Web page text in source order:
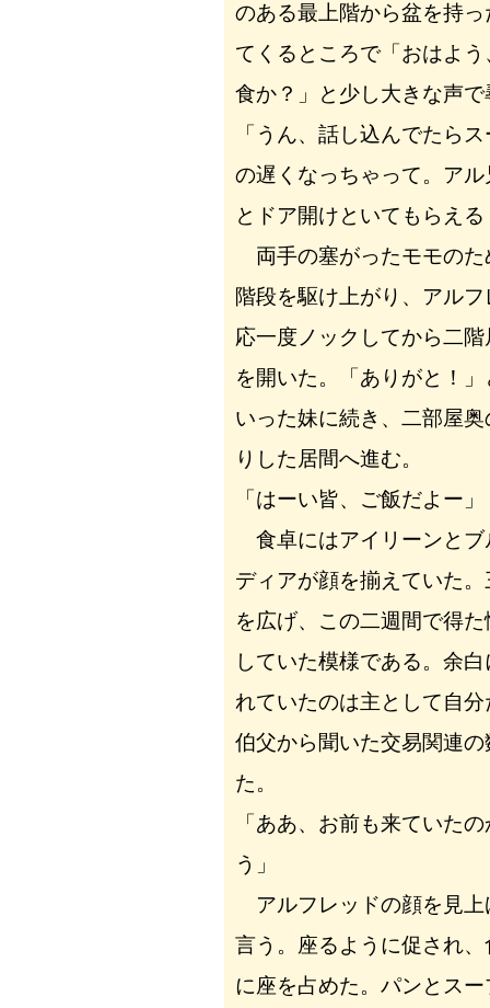
のある最上階から盆を持
てくるところで「おはよ
食か？」と少し大きな声
「うん、話し込んでたら
の遅くなっちゃって。ア
とドア開けといてもらえる
両手の塞がったモモのた
階段を駆け上がり、アル
応一度ノックしてから二
を開いた。「ありがと！
いった妹に続き、二部屋
りした居間へ進む。
「はーい皆、ご飯だよー」
食卓にはアイリーンとブ
ディアが顔を揃えていた
を広げ、この二週間で得
していた模様である。余
れていたのは主として自
伯父から聞いた交易関連
た。
「ああ、お前も来ていた
う」
アルフレッドの顔を見上
言う。座るように促され
に座を占めた。パンとス